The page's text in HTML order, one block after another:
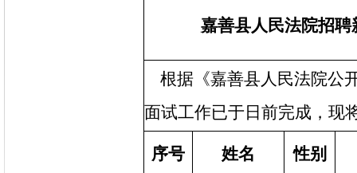
嘉善县人民法院招
根据《嘉善县人民法院公
面试工作已于日前完成，现
序号 姓名 性别